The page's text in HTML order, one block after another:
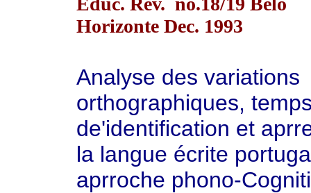
Horizonte Dec. 1993
Analyse des variations
orthographiques,
de'identification et
la langue écrite
aprroche phono-